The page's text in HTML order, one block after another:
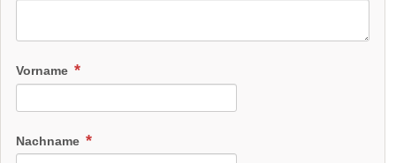
Vorname
Nachname